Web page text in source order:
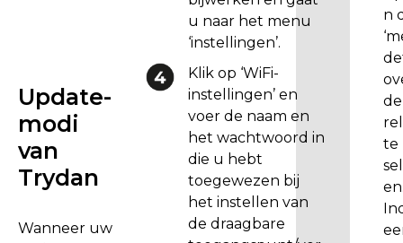
Update-
modi
van
Trydan​​
Wanneer uw
u naar het menu
‘instellingen’.
Klik op ‘WiFi-
instellingen’ en
voer de naam en
het wachtwoord in
die u hebt
toegewezen bij
het instellen van
de draagbare
n
te